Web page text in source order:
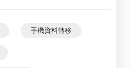
手機資料轉移